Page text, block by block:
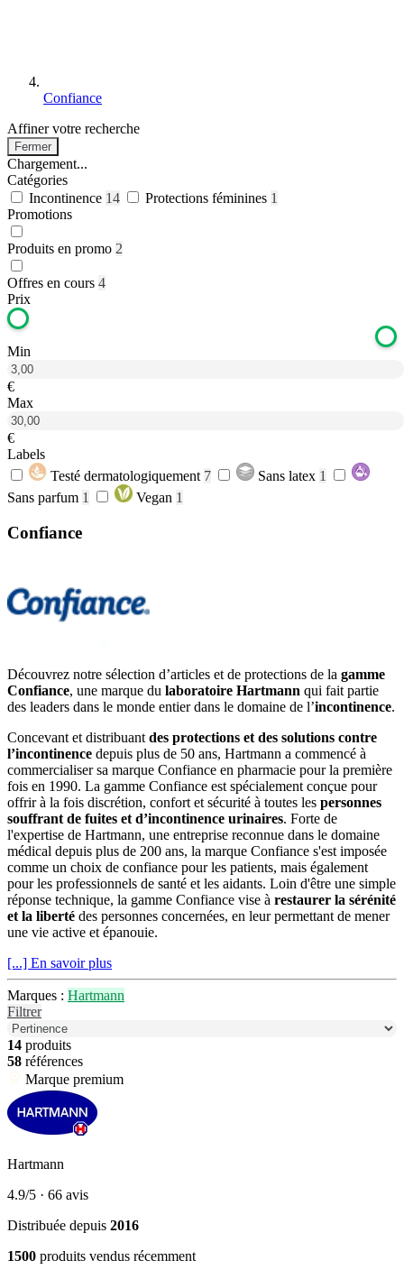
Confiance
Affiner votre recherche
Fermer
Chargement...
Catégories
Incontinence 14 Protections féminines 1
Promotions
Produits en promo 2
Offres en cours 4
Prix
Min
€
Max
€
Labels
Testé dermatologiquement 7 Sans latex 1
Sans parfum 1 Vegan 1
Confiance
Découvrez notre sélection d’articles et de protections de la gamme
Confiance, une marque du laboratoire Hartmann qui fait partie
des leaders dans le monde entier dans le domaine de l’incontinence.
Concevant et distribuantdes protections et des solutions contre
l’incontinence depuis plus de 50 ans, Hartmann a commencé à
commercialiser sa marque Confiance en pharmacie pour la première
fois en 1990. La gamme Confiance est spécialement conçue pour
offrir à la fois discrétion, confort et sécurité à toutes les personnes
souffrant de fuites et d’incontinence urinaires. Forte de
l'expertise de Hartmann, une entreprise reconnue dans le domaine
médical depuis plus de 200 ans, la marque Confiance s'est imposée
comme un choix de confiance pour les patients, mais également
pour les professionnels de santé et les aidants. Loin d'être une simple
réponse technique, la gamme Confiance vise à restaurer la sérénité
et la liberté des personnes concernées, en leur permettant de mener
une vie active et épanouie.
[...] En savoir plus
Marques : Hartmann
Filtrer
14 produits
58 références
Marque premium
Hartmann
4.9/5 · 66 avis
Distribuée depuis 2016
1500 produits vendus récemment